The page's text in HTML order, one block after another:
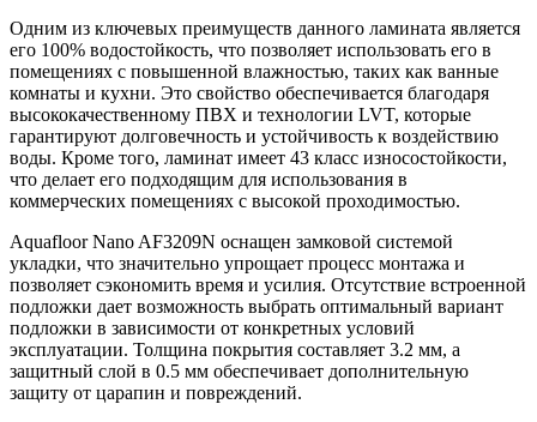
Одним из ключевых преимуществ данного ламината является
его 100% водостойкость, что позволяет использовать его в
помещениях с повышенной влажностью, таких как ванные
комнаты и кухни. Это свойство обеспечивается благодаря
высококачественному ПВХ и технологии LVT, которые
гарантируют долговечность и устойчивость к воздействию
воды. Кроме того, ламинат имеет 43 класс износостойкости,
что делает его подходящим для использования в
коммерческих помещениях с высокой проходимостью.
Aquafloor Nano AF3209N оснащен замковой системой
укладки, что значительно упрощает процесс монтажа и
позволяет сэкономить время и усилия. Отсутствие встроенной
подложки дает возможность выбрать оптимальный вариант
подложки в зависимости от конкретных условий
эксплуатации. Толщина покрытия составляет 3.2 мм, а
защитный слой в 0.5 мм обеспечивает дополнительную
защиту от царапин и повреждений.